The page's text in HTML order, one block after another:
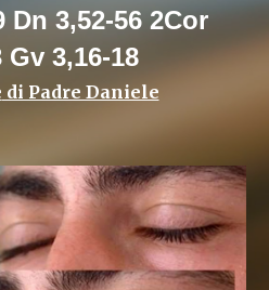
Dn 3,52-56 2Cor
Gv 3,16-18
di Padre Daniele